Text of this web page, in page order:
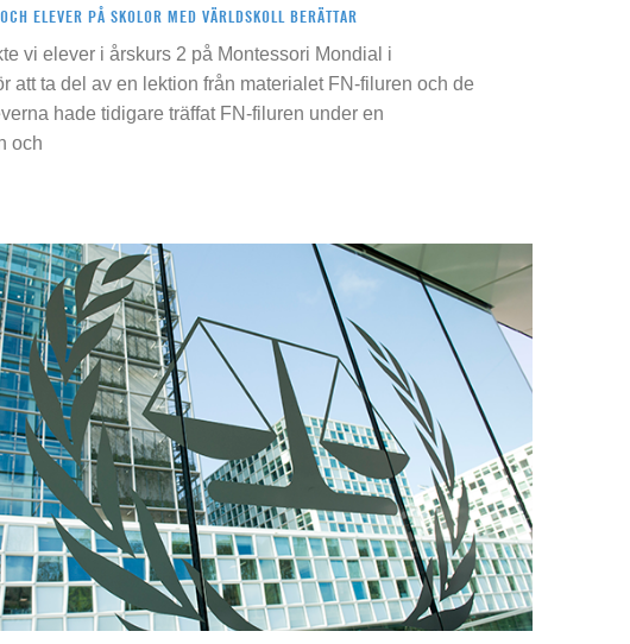
ELEVER PÅ SKOLOR MED VÄRLDSKOLL BERÄTTAR
vi elever i årskurs 2 på Montessori Mondial i
att ta del av en lektion från materialet FN-filuren och de
hade tidigare träffat FN-filuren under en
och